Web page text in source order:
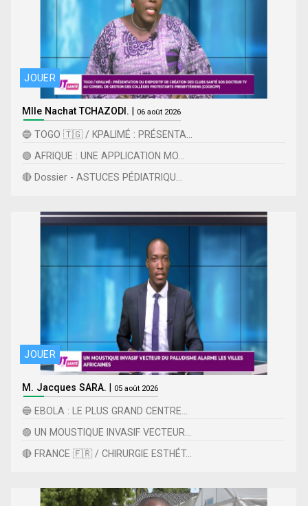
JOUER
Mlle Nachat TCHAZODI. | 06 août 2026
🔵 TOGO 🇹🇬 / KPALIMÉ : PRÉSENTA...
🟢 AFRIQUE : UNE APPLICATION MO...
🔴 Dossier - ASTUCES PÉDIATRIQU...
JOUER
M. Jacques SARA. | 05 août 2026
🔵 EBOLA : LE PLUS GRAND CENTRE...
🟢 UN MOUSTIQUE INVASIF VECTEUR...
🔴 FRANCE 🇫🇷 / CHIRURGIE ESTHÉT...